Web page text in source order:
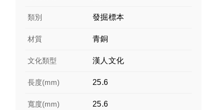
類別 發掘標本
材質 青銅
文化類型 漢人文化
長度(mm) 25.6
寬度(mm) 25.6